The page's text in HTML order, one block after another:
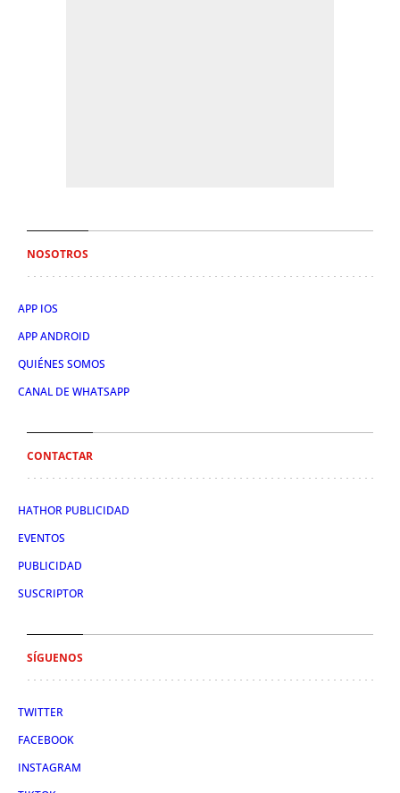
NOSOTROS
APP IOS
APP ANDROID
QUIÉNES SOMOS
CANAL DE WHATSAPP
CONTACTAR
HATHOR PUBLICIDAD
EVENTOS
PUBLICIDAD
SUSCRIPTOR
SÍGUENOS
TWITTER
FACEBOOK
INSTAGRAM